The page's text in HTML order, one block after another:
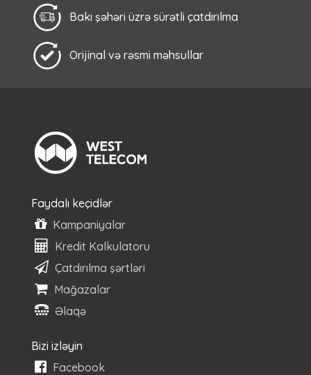
Bakı şəhəri üzrə sürətli çatdırılma
Orijinal və rəsmi məhsullar
Faydalı keçidlər
Kampaniyalar
Kredit Kalkulatoru
Çatdırılma şərtləri
Mağazalar
Əlaqə
Bizi izləyin
Facebook